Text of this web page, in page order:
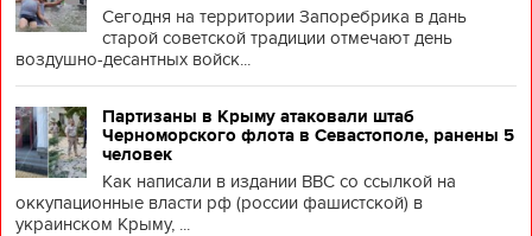
Сегодня на территории Запоребрика в дань
старой советской традиции отмечают день
воздушно-десантных войск...
Партизаны в Крыму атаковали штаб
Черноморского флота в Севастополе, ранены 5
человек
Как написали в издании BBC со ссылкой на
оккупационные власти рф (россии фашистской) в
украинском Крыму, ...